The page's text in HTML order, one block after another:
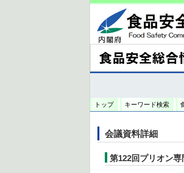
トップ キーワード検索
会議資料詳細
第122回プリオン専